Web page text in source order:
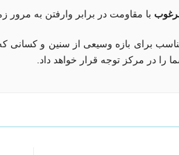
با مقاومت در برابر وارفتن به
برای بازه وسیعی از سنین و کسانی
را در مرکز توجه قرار خواهد داد.